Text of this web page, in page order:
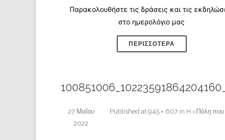
Παρακολουθήστε τις δράσεις και τις
στο ημερολόγιο μας
ΠΕΡΙΣΣΌΤΕΡΑ
Published
27 Μαΐου
2022
at 945 × 607 in H «Πόλη που